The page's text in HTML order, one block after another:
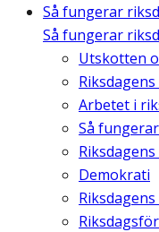
Så fungerar
Så fungerar
Utskotten
Arbetet i
Så fungerar
Demokrati